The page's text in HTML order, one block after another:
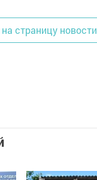
страницу новости